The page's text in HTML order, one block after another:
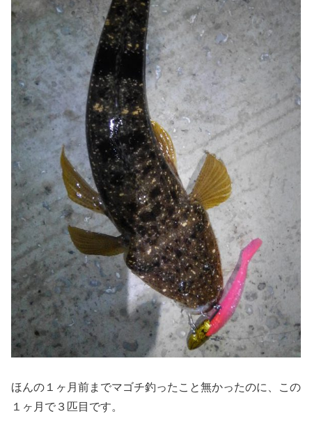
ほんの１ヶ月前までマゴチ釣ったこと無かったのに、この
１ヶ月で３匹目です。